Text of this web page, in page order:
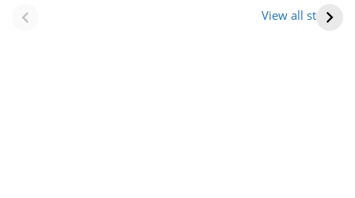
View all stories
(राजस्थान) |
आभूषण (women’s